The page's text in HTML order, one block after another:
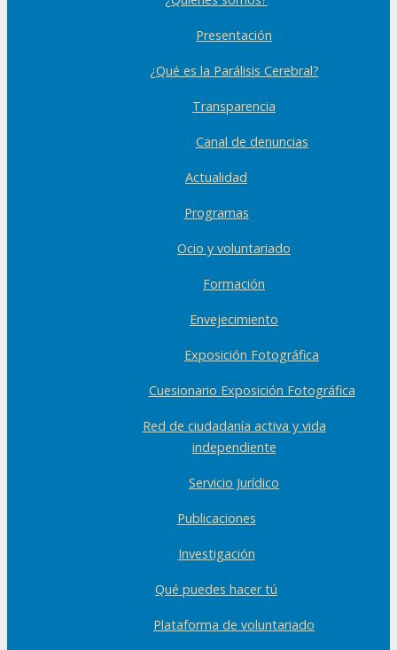
Presentación
¿Qué es la Parálisis Cerebral?
Transparencia
Canal de denuncias
Actualidad
Programas
Ocio y voluntariado
Formación
Envejecimiento
Exposición Fotográfica
Cuesionario Exposición Fotográfica
Red de ciudadanía activa y vida
independiente
Servicio Jurídico
Publicaciones
Investigación
Qué puedes hacer tú
Plataforma de voluntariado